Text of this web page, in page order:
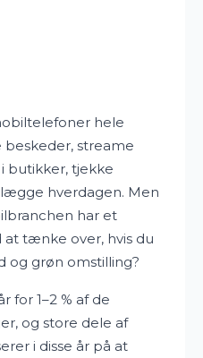
hele
beskeder, streame
butikker, tjekke
hverdagen. Men
har et
tænke over, hvis du
og grøn omstilling?
for 1–2 % af de
og store dele af
i disse år på at